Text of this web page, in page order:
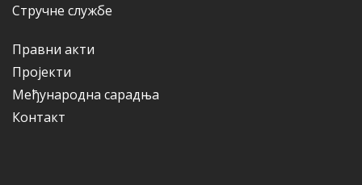
Стручне службе
Правни акти
Пројекти
Међународна сарадња
Контакт